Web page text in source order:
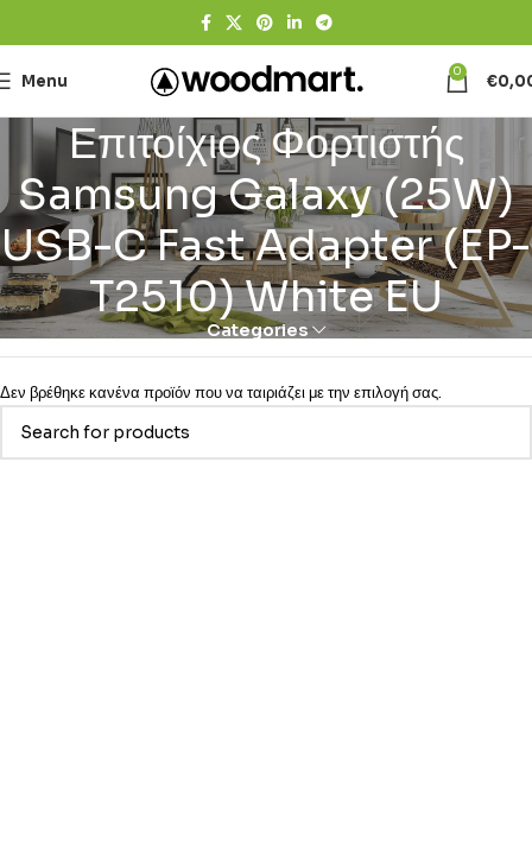
Menu 0 €
Επιτοίχιος Φορτιστής
Samsung Galaxy (25W)
USB-C Fast Adapter (EP-
T2510) White EU
Categories
Δεν βρέθηκε κανένα προϊόν που να ταιριάζει με την επιλογή σας.